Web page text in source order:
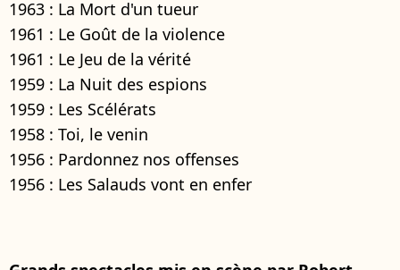
1963 : La Mort d'un tueur
1961 : Le Goût de la violence
1961 : Le Jeu de la vérité
1959 : La Nuit des espions
1959 : Les Scélérats
1958 : Toi, le venin
1956 : Pardonnez nos offenses
1956 : Les Salauds vont en enfer